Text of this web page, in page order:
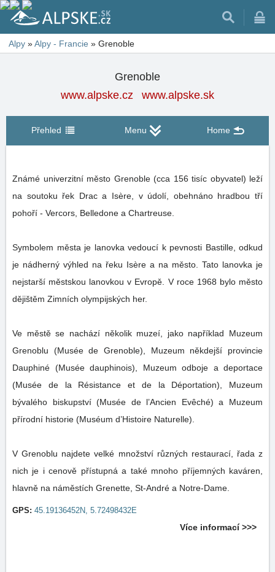
Alpy »Alpy - Francie » Grenoble
Grenoble
www.alpske.cz
www.alpske.sk
Přehled Menu Home
Známé univerzitní město Grenoble (cca 156 tisíc obyvatel) leží
na soutoku řek Drac a Isère, v údolí, obehnáno hradbou tří
pohoří - Vercors, Belledone a Chartreuse.
Symbolem města je lanovka vedoucí k pevnosti Bastille, odkud
je nádherný výhled na řeku Isère a na město. Tato lanovka je
nejstarší městskou lanovkou v Evropě. V roce 1968 bylo město
dějištěm Zimních olympijských her.
Ve městě se nachází několik muzeí, jako například Muzeum
Grenoblu (Musée de Grenoble), Muzeum někdejší provincie
Dauphiné (Musée dauphinois), Muzeum odboje a deportace
(Musée de la Résistance et de la Déportation), Muzeum
bývalého biskupství (Musée de l’Ancien Evêché) a Muzeum
přírodní historie (Muséum d’Histoire Naturelle).
V Grenoblu najdete velké množství různých restaurací, řada z
nich je i cenově přístupná a také mnoho příjemných kaváren,
hlavně na náměstích Grenette, St-André a Notre-Dame.
GPS: 45.19136452N, 5.72498432E
Více informací >>>